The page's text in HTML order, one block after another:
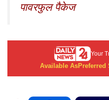
पावरफुल पैकेज
Your
Available AsPreferred